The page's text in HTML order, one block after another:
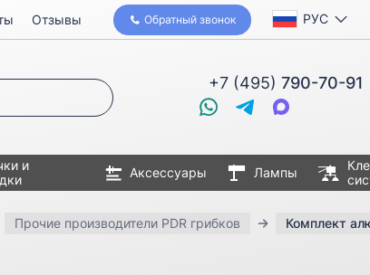
РУС
Обратный звонок
+7 (495) 790-70-91
Отзывы
и
Аксессуары Лампы
Прочие производители PDR грибков Комплект